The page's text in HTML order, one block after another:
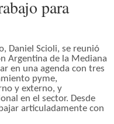
para
Daniel Scioli, se reunió
Argentina de la Mediana
en una agenda con tres
pyme,
y externo, y
en el sector. Desde
articuladamente con